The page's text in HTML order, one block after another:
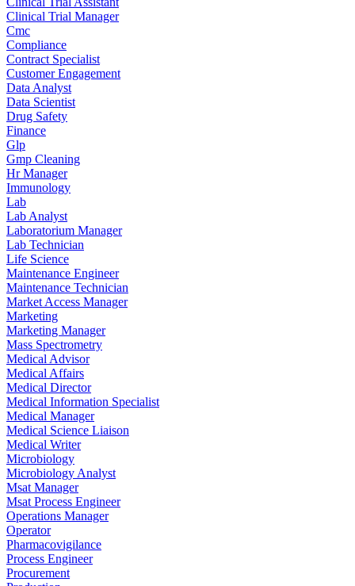
Clinical Trial Manager
Cmc
Compliance
Contract Specialist
Customer Engagement
Data Analyst
Data Scientist
Drug Safety
Finance
Glp
Gmp Cleaning
Hr Manager
Immunology
Lab
Lab Analyst
Laboratorium Manager
Lab Technician
Life Science
Maintenance Engineer
Maintenance Technician
Market Access Manager
Marketing
Marketing Manager
Mass Spectrometry
Medical Advisor
Medical Affairs
Medical Director
Medical Information Specialist
Medical Manager
Medical Science Liaison
Medical Writer
Microbiology
Microbiology Analyst
Msat Manager
Msat Process Engineer
Operations Manager
Operator
Pharmacovigilance
Process Engineer
Procurement